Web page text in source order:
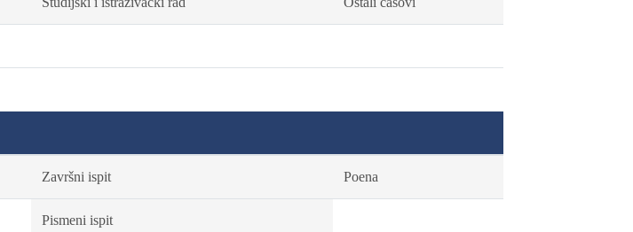
Završni ispit Poena
Pismeni ispit